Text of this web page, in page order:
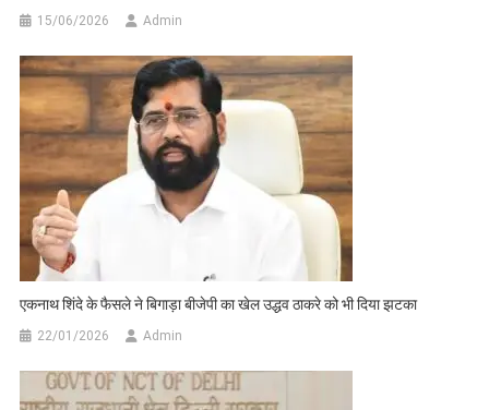
15/06/2026 Admin
एकनाथ शिंदे के फैसले ने बिगाड़ा बीजेपी का खेल उद्धव ठाकरे को भी दिया झटका
22/01/2026 Admin